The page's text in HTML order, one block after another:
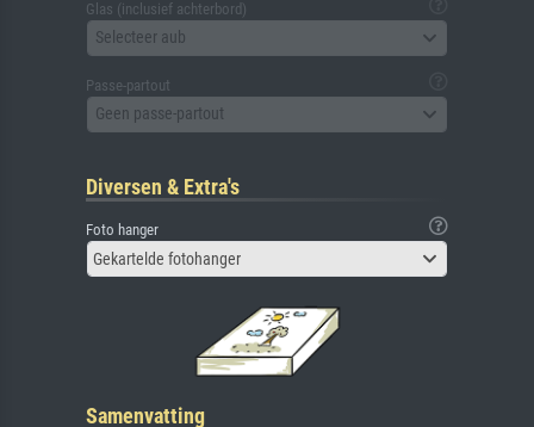
Glas (inclusief achterbord)
Selecteer aub
Passe-partout
Geen passe-partout
Diversen & Extra's
Foto hanger
Gekartelde fotohanger
Samenvatting